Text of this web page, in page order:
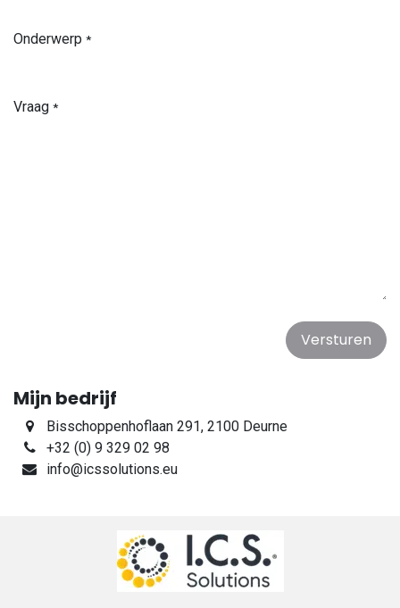
Onderwerp *
Vraag *
Versturen
Mijn bedrijf
Bisschoppenhoflaan 291, 2100 Deurne
+32 (0) 9 329 02 98
info@icssolutions.eu